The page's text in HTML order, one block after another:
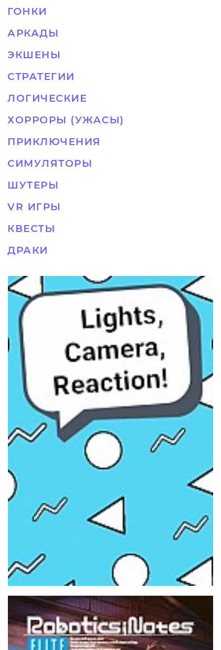
ГОНКИ
АРКАДЫ
ЭКШЕНЫ
СТРАТЕГИИ
ЛОГИЧЕСКИЕ
ХОРРОРЫ (УЖАСЫ)
ПРИКЛЮЧЕНИЯ
СИМУЛЯТОРЫ
ШУТЕРЫ
VR ИГРЫ
КВЕСТЫ
ДРАКИ